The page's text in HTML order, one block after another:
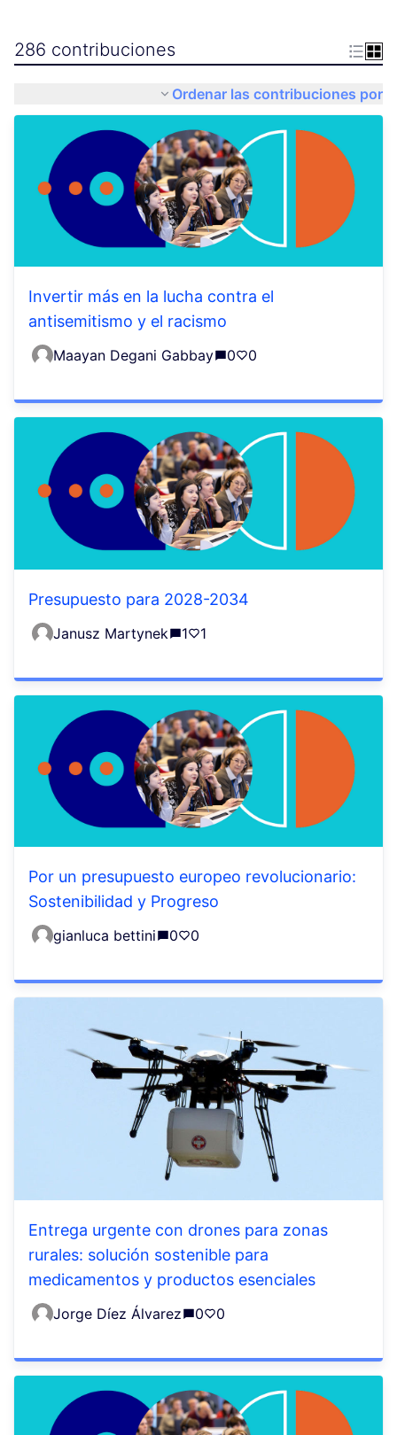
286 contribuciones
Ordenar las contribuciones por
Invertir más en la lucha contra el
antisemitismo y el racismo
Maayan Degani Gabbay 0 0
Presupuesto para 2028-2034
Janusz Martynek 1 1
Por un presupuesto europeo revolucionario:
Sostenibilidad y Progreso
gianluca bettini 0 0
Entrega urgente con drones para zonas
rurales: solución sostenible para
medicamentos y productos esenciales
Jorge Díez Álvarez 0 0